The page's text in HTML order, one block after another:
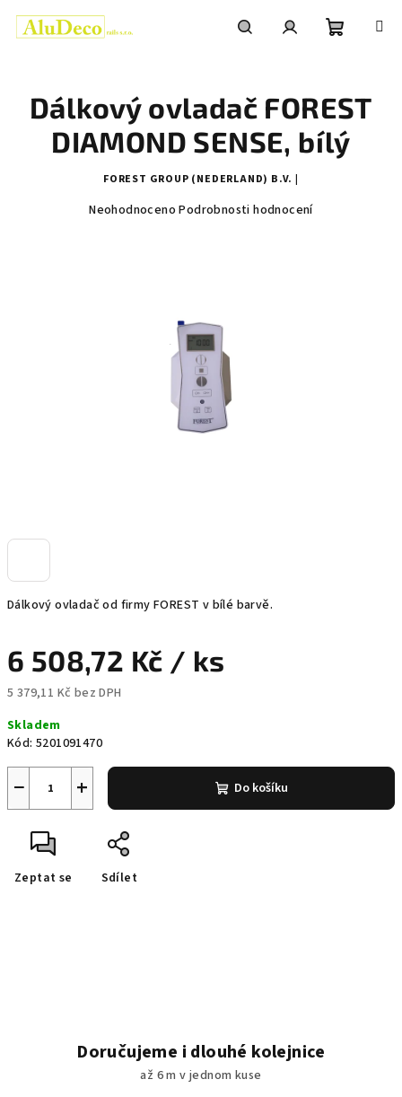
obsah
košík
Dálkový ovladač od firmy FOREST v bílé barvě.
6 508,72 Kč / ks
5 379,11 Kč bez DPH
cena:
Skladem
Kód: 5201091470
+
− Do košíku
Zeptat se Sdílet
Dálkový ovladač FOREST
DIAMOND SENSE, bílý
FOREST GROUP (NEDERLAND) B.V. |
Průměrné
Neohodnoceno Podrobnosti hodnocení
Doručujeme i dlouhé kolejnice
až 6 m v jednom kuse